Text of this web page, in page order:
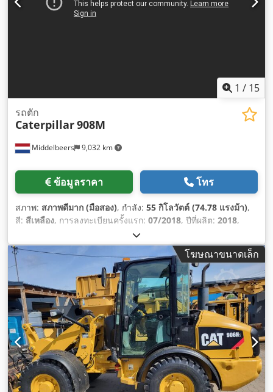
1 / 15
Middelbeers 9,032 km
รถตัก
Caterpillar908M
ข้อมูลราคา โทร
สภาพ: สภาพดีมาก (มือสอง), กำลัง: 55 กิโลวัตต์ (74.78 แรงม้า),
สี: สีเหลือง, การลงทะเบียนครั้งแรก: 07/2018, ปีที่ผลิต: 2018,
, อุปกรณ์:
ห้องโดยสาร,
โฆษณาขนาดเล็ก